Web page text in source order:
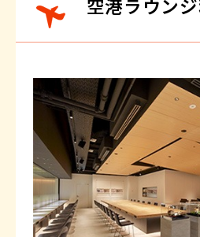
詳しくはこちら
5％OFF！さらにWAON
POINT基本の5倍！
開催日：いつでも
※適用条件がございます。
ご
※適
※
空港ラウン